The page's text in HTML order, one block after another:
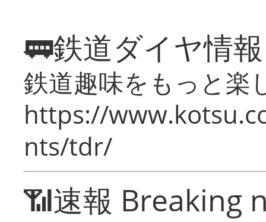
🚃鉄道ダイヤ情
鉄道趣味をもっと楽
https://
nts/tdr/
📶速報 Breaking